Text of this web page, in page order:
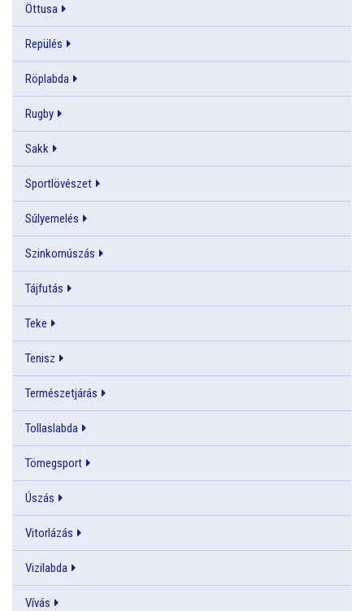
Öttusa
Repülés
Röplabda
Rugby
Sakk
Sportlövészet
Súlyemelés
Szinkornúszás
Tájfutás
Teke
Tenisz
Természetjárás
Tollaslabda
Tömegsport
Úszás
Vitorlázás
Vizilabda
Vívás